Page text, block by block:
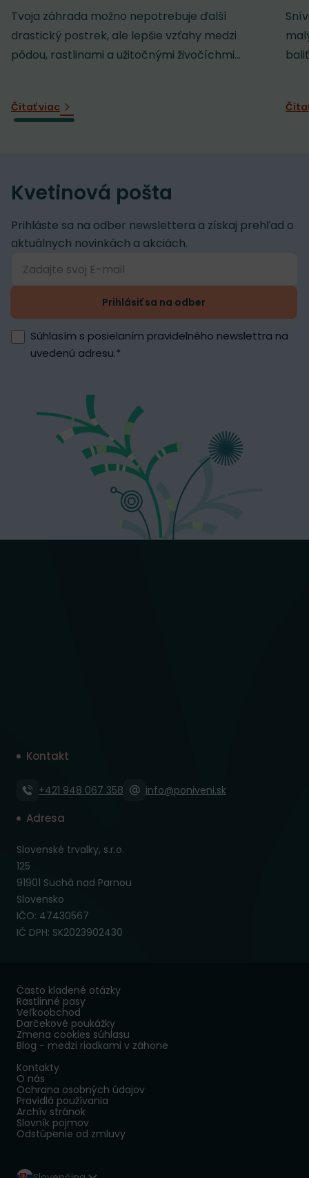
Tvoja záhrada možno nepotrebuje ďalší
drastický postrek, ale lepšie vzťahy medzi
pôdou, rastlinami a užitočnými živočíchmi...
Čítať viac
Kvetinová pošta
Prihláste sa na odber newslettera a získaj prehľad o
aktuálnych novinkách a akciách.
Prihlásiť sa na odber
Súhlasím s posielaním pravidelného newslettra na
uvedenú adresu.*
Kontakt
+421 948 067 358 info@poniveni.sk
Adresa
Slovenské trvalky, s.r.o.
125
91901 Suchá nad Parnou
Slovensko
IČO: 47430567
IČ DPH: SK2023902430
Často kladené otázky
Rastlinné pasy
Veľkoobchod
Darčekové poukážky
Zmena cookies súhlasu
Blog - medzi riadkami v záhone
Kontakty
O nás
Ochrana osobných údajov
Pravidlá používania
Archív stránok
Slovník pojmov
Odstúpenie od zmluvy